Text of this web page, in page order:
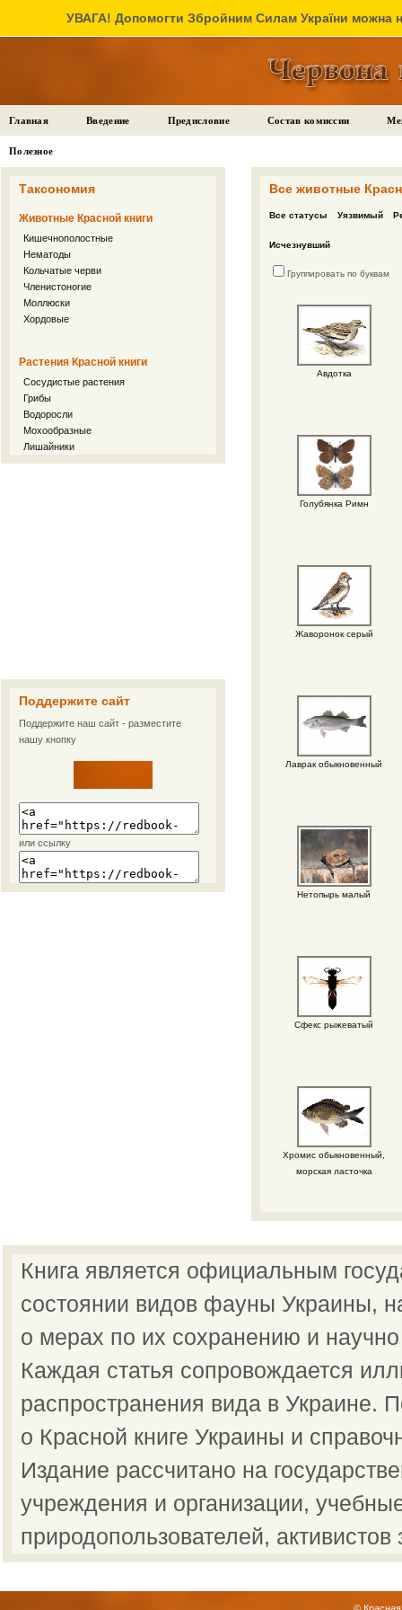
УВАГА! Допомогти Збройним Силам України можна
Главная Введение Предисловие Состав комиссии
Полезное
Таксономия
Животные Красной книги
Кишечнополостные
Нематоды
Кольчатые черви
Членистоногие
Моллюски
Хордовые
Растения Красной книги
Сосудистые растения
Грибы
Водоросли
Мохообразные
Лишайники
Поддержите сайт
Поддержите наш сайт - разместите
нашу кнопку
или ссылку
Все животные
Все статусы Уязвимый
Исчезнувший
Группировать по буквам
Авдотка
Голубянка Римн
Жаворонок серый
Лаврак обыкновенный
Нетопырь малый
Сфекс рыжеватый
Хромис обыкновенный,
морская ласточка
Книга является официальным
состоянии видов фауны Украины,
о мерах по их сохранению и
Каждая статья сопровождается
распространения вида в
о Красной книге Украины и
Издание рассчитано на
учреждения и организации,
природопользователей,